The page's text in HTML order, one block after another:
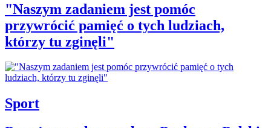
"Naszym zadaniem jest pomóc
przywrócić pamięć o tych ludziach,
którzy tu zginęli"
Sport